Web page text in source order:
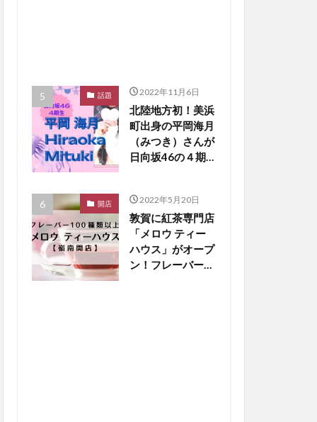
話題 2022年11月6日
北陸地方初！美浜
町出身の平岡海月
（みつき）さんが
日向坂46の４期
開店 2022年5月20日
敦賀に紅茶専門店
「メロウ ティー
ハウス」がオープ
ン！フレーバー